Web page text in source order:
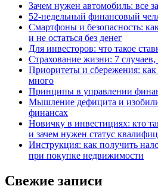
Зачем нужен автомобиль: все
52-недельный финансовый
Смартфоны и безопасность:
и не остаться без денег
Для инвесторов: что такое
Страхование жизни: 7
Приоритеты и сбережения: как
много
Принципы в управлении
Мышление дефицита и
финансах
Новичку в инвестициях: кто
и зачем нужен статус
Инструкция: как получить
при покупке недвижимости
Свежие записи